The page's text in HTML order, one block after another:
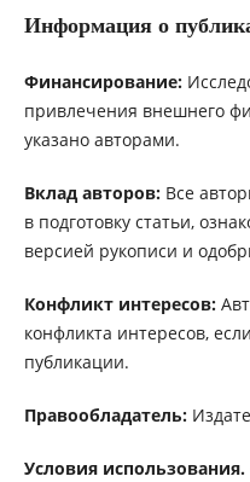
Информация о
Финансирование:
привлечения внешнего
указано авторами.
Вклад авторов:Все
в подготовку статьи,
версией рукописи и
Конфликт интересов:
конфликта интересов,
публикации.
Правообладатель:
Условия использования.